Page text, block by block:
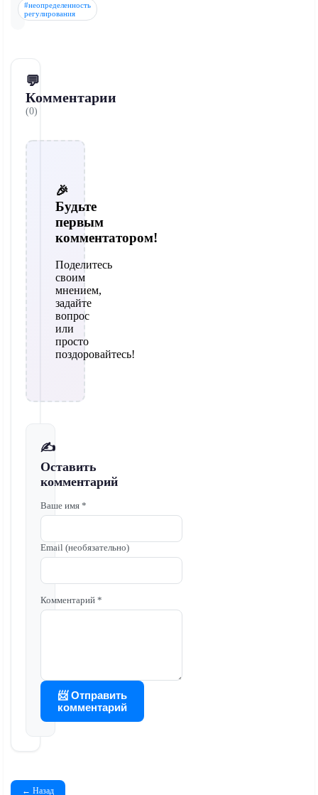
#неопределенность
регулирования
💬
Комментарии
(0)
🎉
Будьте
первым
комментатором!
Поделитесь
своим
мнением,
задайте
вопрос
или
просто
поздоровайтесь!
✍️
Оставить
комментарий
Ваше имя *
Email (необязательно)
Комментарий *
📨 Отправить
комментарий
← Назад